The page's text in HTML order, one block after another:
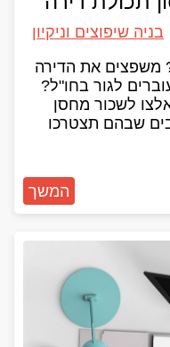
בניה שיפוצים וניקיון
משפצים את הדירה
לגור בחו"ל?
לשכור מחסן
שבהם תצטרכו
המשך